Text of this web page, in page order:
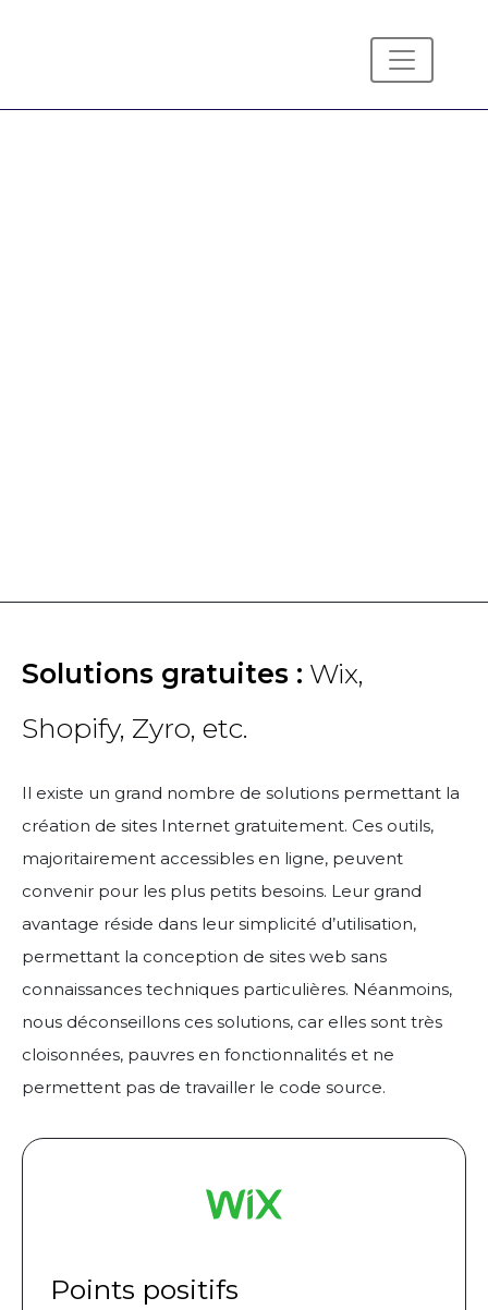
Solutions gratuites : Wix,
Shopify, Zyro, etc.
Il existe un grand nombre de solutions permettant la
création de sites Internet gratuitement. Ces outils,
majoritairement accessibles en ligne, peuvent
convenir pour les plus petits besoins. Leur grand
avantage réside dans leur simplicité d’utilisation,
permettant la conception de sites web sans
connaissances techniques particulières. Néanmoins,
nous déconseillons ces solutions, car elles sont très
cloisonnées, pauvres en fonctionnalités et ne
permettent pas de travailler le code source.
Points positifs